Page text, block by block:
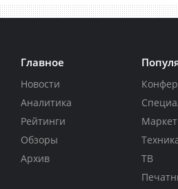
Главное
Новости
Аналитика
Рейтинги
Обзоры
Архив
Маркет
ТВ